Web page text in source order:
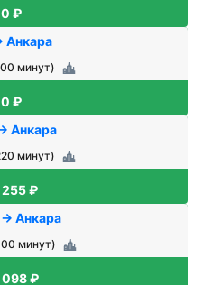
₽
Анкара
минут)
₽
Анкара
минут)
255 ₽
Анкара
минут)
098 ₽